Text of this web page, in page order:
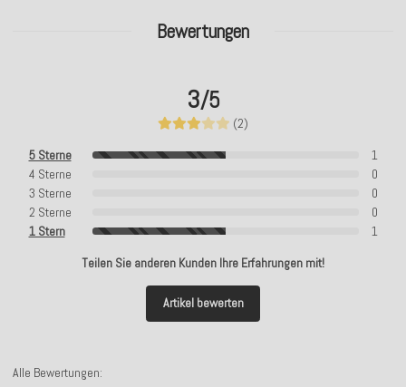
Bewertungen
3/5
(2)
5 Sterne
1
4 Sterne
0
3 Sterne
0
2 Sterne
0
1 Stern
1
Teilen Sie anderen Kunden Ihre Erfahrungen mit!
Artikel bewerten
Alle Bewertungen: